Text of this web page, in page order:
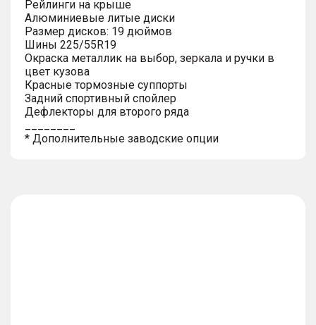
Рейлинги на крыше
Алюминиевые литые диски
Размер дисков: 19 дюймов
Шины 225/55R19
Окраска металлик на выбор, зеркала и ручки в
цвет кузова
Красные тормозные суппорты
Задний спортивный спойлер
Дефлекторы для второго ряда
* Дополнительные заводские опции